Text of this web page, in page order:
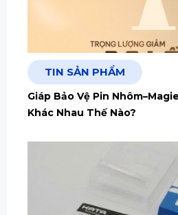
TIN SẢN PHẨM
Giáp Bảo Vệ Pin
Khác Nhau Thế Nào?